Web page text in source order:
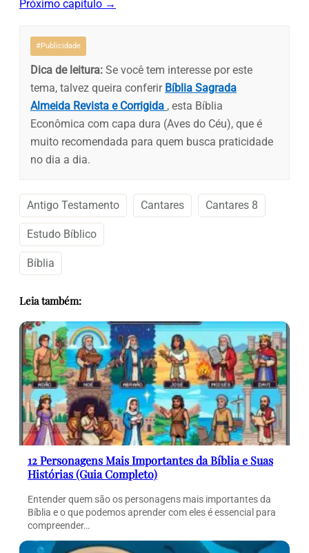
Próximo capítulo →
#Publicidade
Dica de leitura: Se você tem interesse por este
tema, talvez queira conferir Bíblia Sagrada
Almeida Revista e Corrigida , esta Bíblia
Econômica com capa dura (Aves do Céu), que é
muito recomendada para quem busca praticidade
no dia a dia.
Antigo Testamento Cantares Cantares 8
Estudo Bíblico
Bíblia
Leia também:
12 Personagens Mais Importantes da Bíblia e Suas
Histórias (Guia Completo)
Entender quem são os personagens mais importantes da
Bíblia e o que podemos aprender com eles é essencial para
compreender…